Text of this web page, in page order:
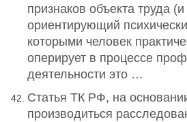
признаков объекта труда (и
ориентирующий
которыми человек
оперирует в процессе
деятельности это …
Статья ТК РФ, на
производиться